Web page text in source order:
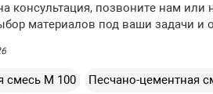
консультация, позвоните нам или
материалов под ваши задачи и
смесь М 100 Песчано-цементная